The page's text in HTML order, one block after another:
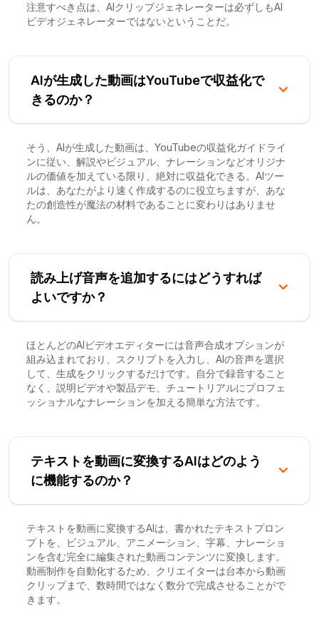
注意すべき点は、AIクリップジェネレーターは必ずしもAI
ビデオジェネレーターではないということだ。
AIが生成した動画はYouTubeで収益化で
きるのか？
そう、AIが生成した動画は、YouTubeの収益化ガイドライ
ンに従い、解説やビジュアル、ナレーションなどオリジナ
ルの価値を加えている限り、絶対に収益化できる。AIツー
ルは、あなたがより速く作成するのに役立ちますが、あな
たの創造性が魔法の材料であることに変わりはありませ
ん。
読み上げ音声を追加するにはどうすれば
よいですか？
ほとんどのAIビデオエディターには音声合成オプションが
組み込まれており、スクリプトを入力し、AIの音声を選択
して、生成をクリックするだけです。自分で録音すること
なく、説明ビデオや製品デモ、チュートリアルにプロフェ
ッショナルなナレーションを加える簡単な方法です。
テキストを動画に変換するAIはどのよう
に機能するのか？
テキストを動画に変換するAIは、書かれたテキストプロン
プトを、ビジュアル、アニメーション、字幕、ナレーショ
ンを含む完全に編集された動画コンテンツに変換します。
動画制作を自動化するため、クリエイターは台本から動画
クリップまで、数時間ではなく数分で完成させることがで
きます。